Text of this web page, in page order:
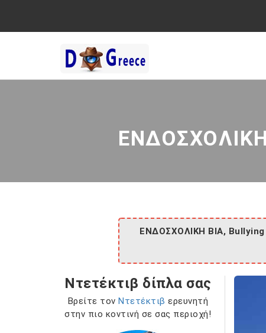
ΕΝΔΟΣΧΟΛΙΚΗ
ΕΝΔΟΣΧΟΛΙΚΗ ΒΙΑ, Bullying
Ντετέκτιβ δίπλα σας
Βρείτε τον Ντετέκτιβ ερευνητή
στην πιο κοντινή σε σας περιοχή!